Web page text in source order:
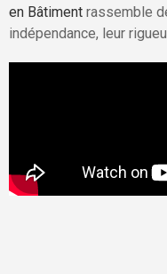
en Bâtiment rassemble
indépendance, leur